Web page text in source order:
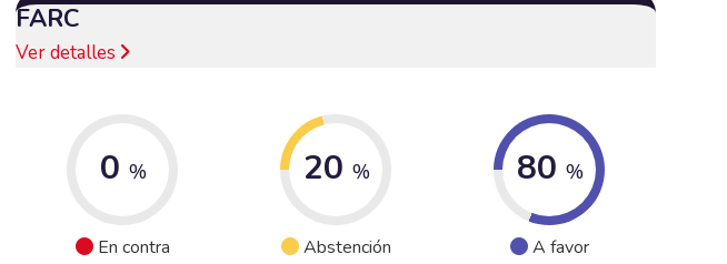
FARC
Ver detalles
0 %
En contra
20 %
Abstención
80 %
A favor